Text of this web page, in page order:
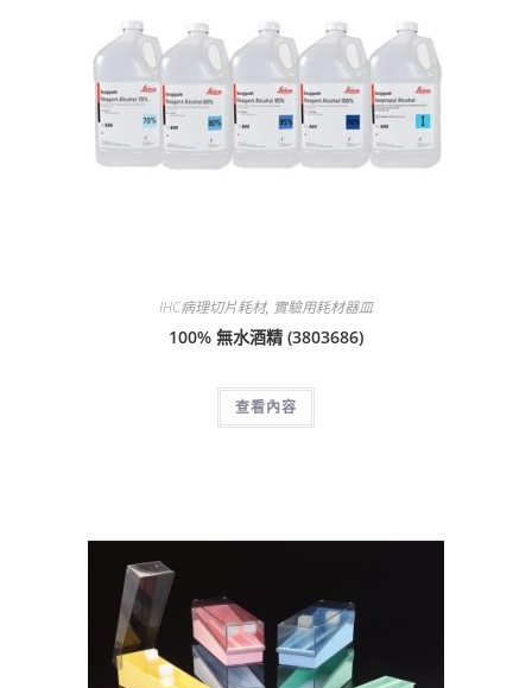
IHC病理切片耗材, 實驗用耗材器皿
100% 無水酒精 (3803686)
查看內容